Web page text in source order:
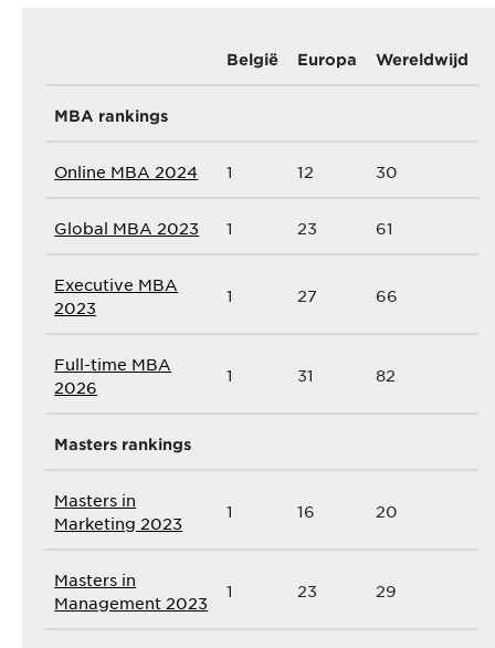
België Europa Wereldwijd
MBA rankings
Online MBA 2024 1 12 30
Global MBA 2023 1 23 61
Executive MBA
2023
1 27 66
Full-time MBA
2026
1 31 82
Masters rankings
Masters in
Marketing 2023
1 16 20
Masters in
Management 2023
1 23 29